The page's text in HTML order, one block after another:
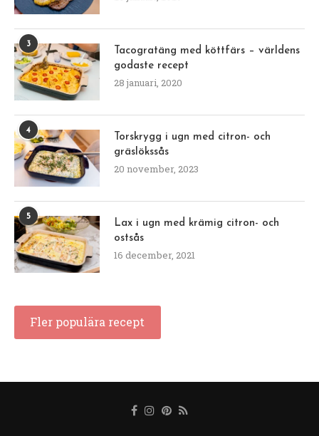
3
Tacogratäng med köttfärs – världens
godaste recept
28 januari, 2020
4
Torskrygg i ugn med citron- och
gräslökssås
20 november, 2023
5
Lax i ugn med krämig citron- och
ostsås
16 december, 2021
Fler populära recept